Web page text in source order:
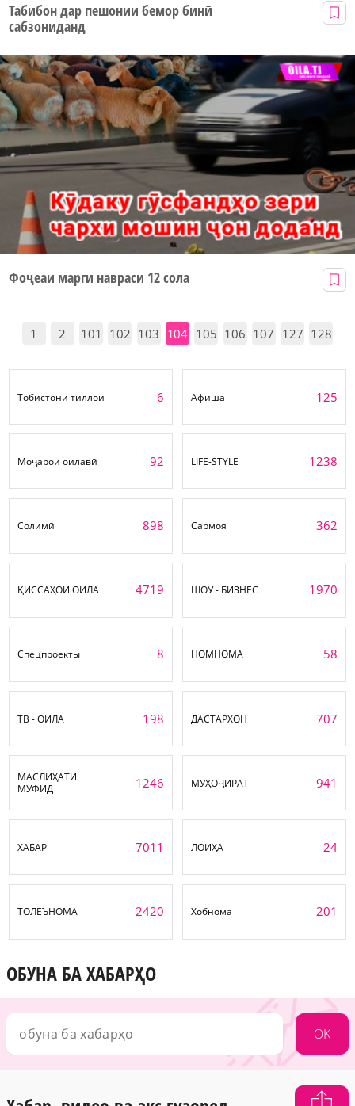
Табибон дар пешонии бемор бинӣ
сабзониданд
Фоҷеаи марги навраси 12 сола
1 2 101 102 103 104 105 106 107 127 128
Тобистони тиллоӣ 6 Афиша 125
Моҷарои оилавӣ 92 LIFE-STYLE 1238
Солимӣ 898 Сармоя 362
ҚИССАҲОИ ОИЛА 4719 ШОУ - БИЗНЕС 1970
Спецпроекты 8 НОМНОМА 58
ТВ - ОИЛА 198 ДАСТАРХОН 707
МАСЛИҲАТИ
МУФИД
1246 МУҲОҶИРАТ 941
ХАБАР 7011 ЛОИҲА 24
ТОЛЕЪНОМА 2420 Хобнома 201
ОБУНА БА ХАБАРҲО
OK